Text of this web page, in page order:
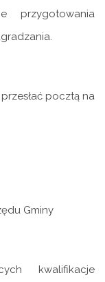
przygotowania
pocztą na
Gminy
kwalifikacje